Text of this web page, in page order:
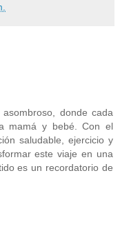
donde cada
mamá y bebé. Con el
saludable, ejercicio y
este viaje en una
es un recordatorio de